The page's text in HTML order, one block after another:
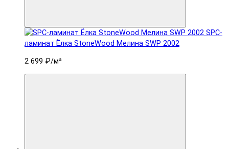
SPC-
ламинат Ëлка StoneWood Мелина SWP 2002
2 699 ₽/м²